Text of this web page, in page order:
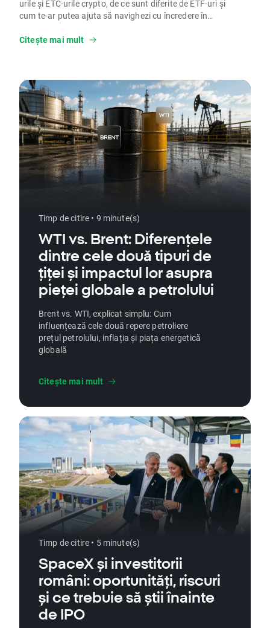
urile și ETC-urile crypto, de ce sunt diferite de ETF-uri și
cum te-ar putea ajuta să navighezi cu încredere în
acum.
Citește mai mult
Timp de citire • 9 minute(s)
WTI vs. Brent: Diferențele
dintre cele două tipuri de
țiței și impactul lor asupra
pieței globale a petrolului
Brent vs. WTI, explicat simplu: Cum
influențează cele două repere petroliere
prețul petrolului, inflația și piața energetică
globală
Citește mai mult
Timp de citire • 5 minute(s)
SpaceX și investitorii
români: oportunități, riscuri
și ce trebuie să știi înainte
de IPO